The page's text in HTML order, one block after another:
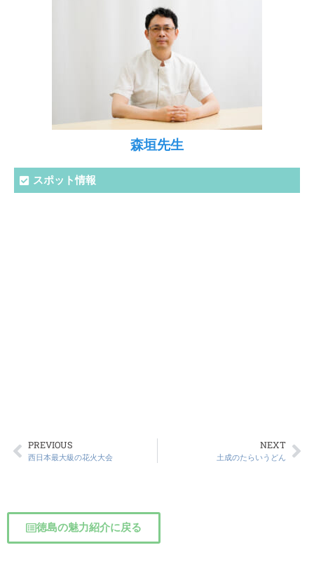
森垣先生
スポット情報
PREVIOUS
西日本最大級の花火大会
NEXT
土成のたらいうどん
徳島の魅力紹介に戻る